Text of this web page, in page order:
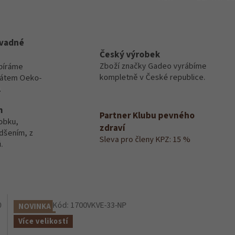
Oeko-
Český výrobek
Zboží značky Gadeo vyrábíme
kompletně v České republice.
z
Partner Klubu pevného
zdraví
Sleva pro členy KPZ: 15 %
NOVINKA
Více velikostí
Kód: 1700VKVE-33-NP